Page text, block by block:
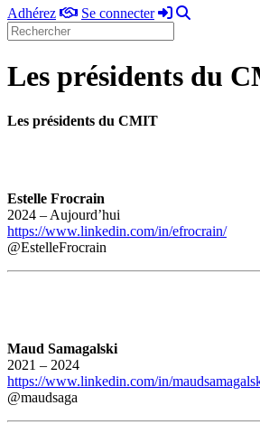
Adhérez
Adhérez
Se connecter
Se
Les présidents du
Les présidents du CMIT
Estelle Frocrain
2024 – Aujourd’hui
https://www.linkedin.com/in/efrocrain/
@EstelleFrocrain
Maud Samagalski
2021 – 2024
https://www.linkedin.com/in/
@maudsaga